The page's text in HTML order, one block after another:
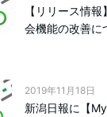
【リリース情
会機能の改善に
2019年11月18日
新潟日報に【